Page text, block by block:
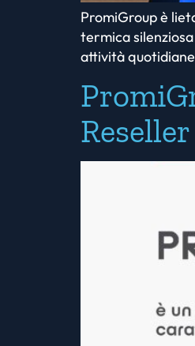
PromiGroup è
termica
attività